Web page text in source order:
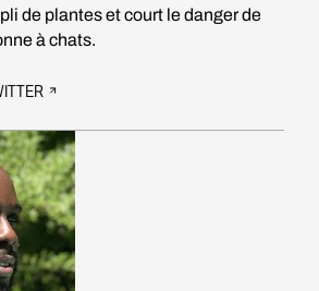
de plantes et court le danger de
à chats.